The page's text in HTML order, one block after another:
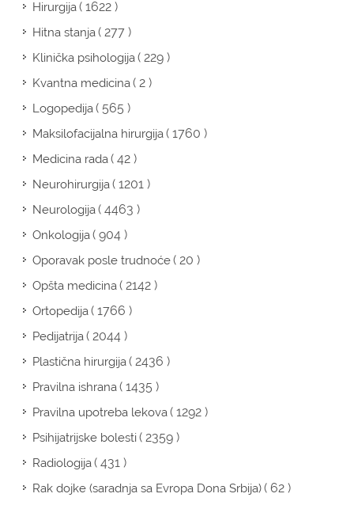
Hirurgija( 1622 )
Hitna stanja( 277 )
Klinička psihologija( 229 )
Kvantna medicina( 2 )
Logopedija( 565 )
Maksilofacijalna hirurgija( 1760 )
Medicina rada( 42 )
Neurohirurgija( 1201 )
Neurologija( 4463 )
Onkologija( 904 )
Oporavak posle trudnoće( 20 )
Opšta medicina( 2142 )
Ortopedija( 1766 )
Pedijatrija( 2044 )
Plastična hirurgija( 2436 )
Pravilna ishrana( 1435 )
Pravilna upotreba lekova( 1292 )
Psihijatrijske bolesti( 2359 )
Radiologija( 431 )
Rak dojke (saradnja sa Evropa Dona Srbija)( 62 )